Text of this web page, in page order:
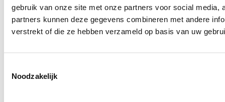
gebruik van onze site met onze partners voor social media,
partners kunnen deze gegevens combineren met andere
verstrekt of die ze hebben verzameld op basis van uw
Noodzakelijk